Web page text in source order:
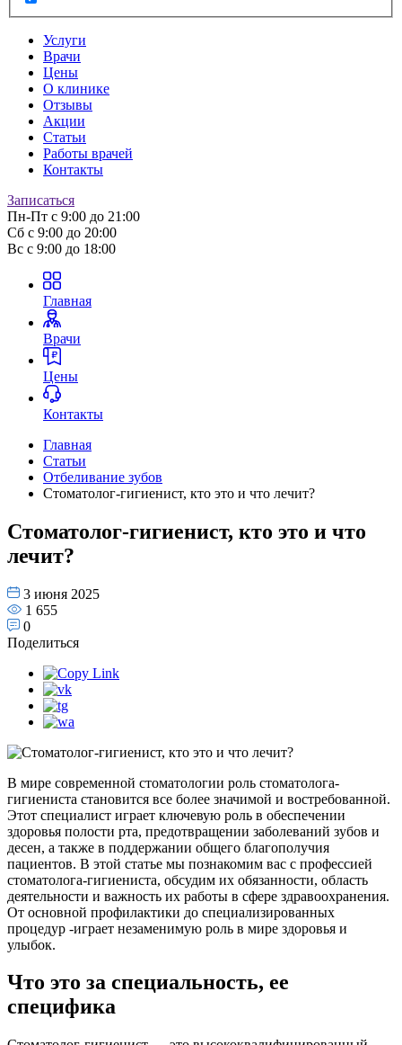
Услуги
Врачи
Цены
О клинике
Отзывы
Акции
Статьи
Работы врачей
Контакты
Записаться
Пн-Пт с 9:00 до 21:00
Сб с 9:00 до 20:00
Вс с 9:00 до 18:00
Главная
Врачи
Цены
Контакты
Главная
Статьи
Отбеливание зубов
Стоматолог-гигиенист, кто это и что лечит?
Стоматолог-гигиенист, кто это и что
лечит?
3 июня 2025
1 655
0
Поделиться
В мире современной стоматологии роль стоматолога-
гигиениста становится все более значимой и востребованной.
Этот специалист играет ключевую роль в обеспечении
здоровья полости рта, предотвращении заболеваний зубов и
десен, а также в поддержании общего благополучия
пациентов. В этой статье мы познакомим вас с профессией
стоматолога-гигиениста, обсудим их обязанности, область
деятельности и важность их работы в сфере здравоохранения.
От основной профилактики до специализированных
процедур -играет незаменимую роль в мире здоровья и
улыбок.
Что это за специальность, ее
специфика